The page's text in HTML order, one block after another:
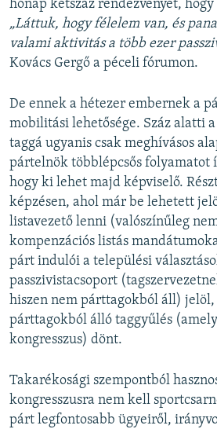
hónap kétszáz rendezvényét,
„Láttuk, hogy félelem van, és
valami aktivitás a több ezer
Kovács Gergő a péceli fórumon.
De ennek a hétezer embernek a
mobilitási lehetősége. Száz alatti
taggá ugyanis csak meghívásos
pártelnök többlépcsős folyamatot
hogy ki lehet majd képviselő.
képzésen, ahol már be lehetett
listavezető lenni (valószínűleg
kompenzációs listás
párt indulói a települési
passzivistacsoport
hiszen nem párttagokból áll) jelöl,
párttagokból álló taggyűlés
kongresszus) dönt.
Takarékosági szempontból
kongresszusra nem kell
párt legfontosabb ügyeiről,